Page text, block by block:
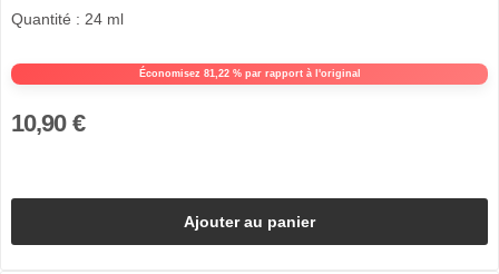
Économisez 81,22 % par rapport à l'original
Quantité : 24 ml
10,90 €
Ajouter au panier